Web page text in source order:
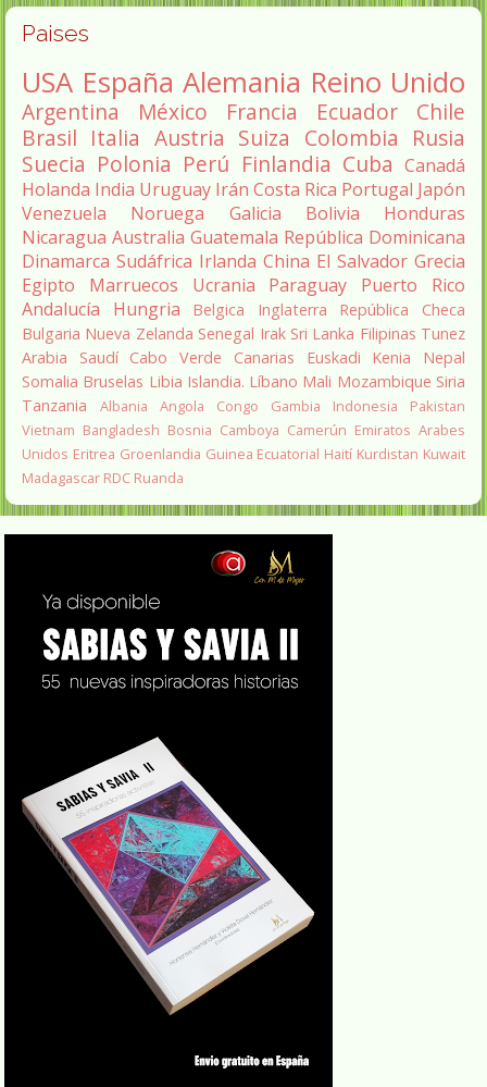
Paises
USA España Alemania Reino Unido
Argentina México Francia Ecuador
Chile
Brasil Italia Austria Suiza Colombia Rusia
Suecia Polonia Perú Finlandia Cuba Canadá
Holanda India Uruguay Irán Costa Rica Portugal Japón
Venezuela
Noruega Galicia Bolivia
Honduras
Nicaragua Australia Guatemala República Dominicana
Dinamarca Sudáfrica Irlanda China El Salvador Grecia
Egipto
Marruecos Ucrania Paraguay
Puerto Rico
Andalucía
Hungria Belgica Inglaterra
República Checa
Bulgaria Nueva Zelanda Senegal Irak Sri Lanka Filipinas Tunez
Arabia Saudí Cabo Verde Canarias Euskadi Kenia
Nepal
Somalia Bruselas Libia Islandia. Líbano Mali Mozambique Siria
Tanzania
Albania Angola Congo Gambia Indonesia
Pakistan
Vietnam Bangladesh Bosnia Camboya Camerún Emiratos Arabes
Unidos Eritrea Groenlandia Guinea Ecuatorial Haití Kurdistan Kuwait
Madagascar RDC Ruanda